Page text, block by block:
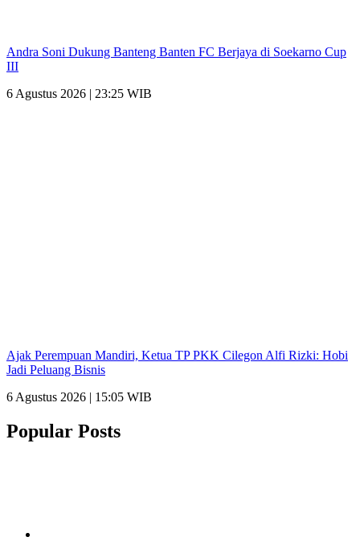
Andra Soni Dukung Banteng Banten FC Berjaya di Soekarno Cup
III
6 Agustus 2026 | 23:25 WIB
Ajak Perempuan Mandiri, Ketua TP PKK Cilegon Alfi Rizki: Hobi
Jadi Peluang Bisnis
6 Agustus 2026 | 15:05 WIB
Popular Posts